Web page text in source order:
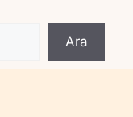
Ara